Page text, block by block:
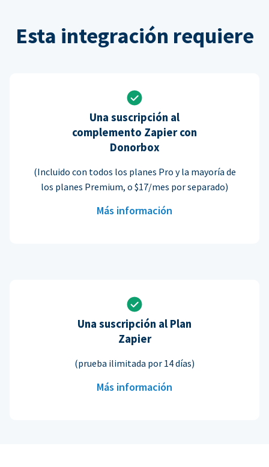
Esta integración requiere
Una suscripción al
complemento Zapier con
Donorbox
(Incluido con todos los planes Pro y la mayoría de
los planes Premium, o $17/mes por separado)
Más información
Una suscripción al Plan
Zapier
(prueba ilimitada por 14 días)
Más información